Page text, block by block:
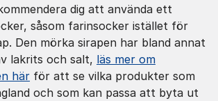
dig att använda ett
såsom farinsocker istället för
Den mörka sirapen har bland annat
lakrits och salt, läs mer om
här för att se vilka produkter som
och som kan passa att byta ut